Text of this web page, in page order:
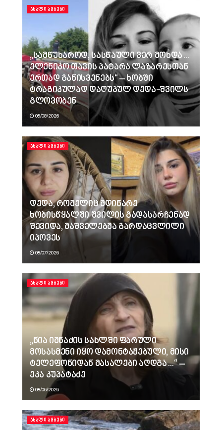
ᲐᲮᲐᲚᲘ ᲐᲛᲑᲔᲑᲘ
„სამწუხაროდ, სასწაული ვერ მოხდა…
ელენიკო თავის პატარა ლაზარესთან
ერთად განისვენებს“ – ხობში
ტრაგიკულად დაღუპულ დედა-შვილს
გლოვობენ
08/08/2026
ᲐᲮᲐᲚᲘ ᲐᲛᲑᲔᲑᲘ
დედა, რომელიც მდინარე
ხობისწყალში შვილის გადასარჩენად
შევიდა, მაშველებმა გარდაცვლილი
იპოვეს
08/07/2026
ᲐᲮᲐᲚᲘ ᲐᲛᲑᲔᲑᲘ
„ნია იმნაძის სახლში ფარული
მოსასმენი იყო დამონტაჟებული, მისი
ტელეფონიდან მასალები აღდგა…“ –
ეკა კუპატაძე
08/06/2026
ᲐᲮᲐᲚᲘ ᲐᲛᲑᲔᲑᲘ